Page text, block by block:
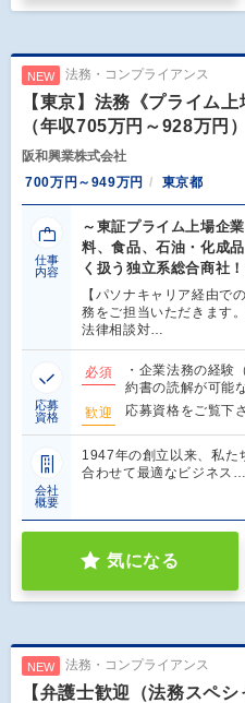
NEW 法務・コンプライアンス
【東京】法務《プライム
（年収705万円～928万円）
阪和興業株式会社
700万円～949万円
東京都
仕事
内容
～東証プライム上場企
料、食品、石油・化成
く扱う独立系総合商社
【パソナキャリア経由で
務をご担当いただきます
法律相談対…
応募
資格
必須
・企業法務の経験
約書の読解が可能
歓迎
応募資格をご覧下
会社
概要
1947年の創立以来、私た
合わせて最適なビジネス…
気になる
NEW 法務・コンプライアンス
【弁護士歓迎（法務スペ